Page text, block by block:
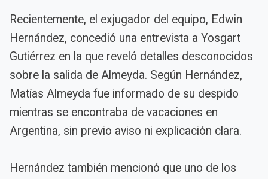
Recientemente, el exjugador del equipo, Edwin
Hernández, concedió una entrevista a Yosgart
Gutiérrez en la que reveló detalles desconocidos
sobre la salida de Almeyda. Según Hernández,
Matías Almeyda fue informado de su despido
mientras se encontraba de vacaciones en
Argentina, sin previo aviso ni explicación clara.
Hernández también mencionó que uno de los